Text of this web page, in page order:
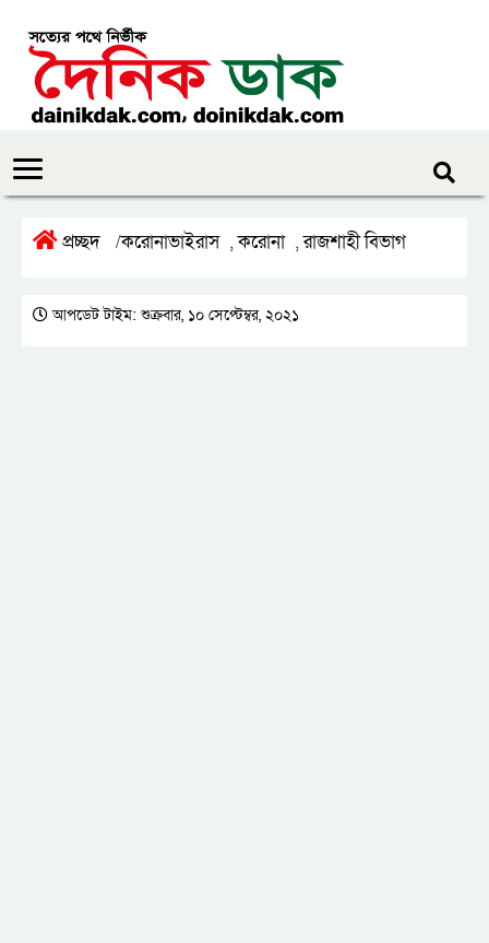
প্রচ্ছদ /করোনাভাইরাস ,করোনা ,রাজশাহী বিভাগ
আপডেট টাইম: শুক্রবার, ১০ সেপ্টেম্বর, ২০২১